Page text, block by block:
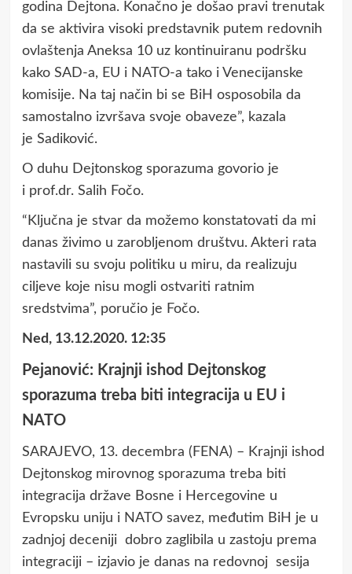
godina Dejtona. Konačno je došao pravi trenutak
da se aktivira visoki predstavnik putem redovnih
ovlaštenja Aneksa 10 uz kontinuiranu podršku
kako SAD-a, EU i NATO-a tako i Venecijanske
komisije. Na taj način bi se BiH osposobila da
samostalno izvršava svoje obaveze”, kazala
je Sadiković.
O duhu Dejtonskog sporazuma govorio je
i prof.dr. Salih Fočo.
“Ključna je stvar da možemo konstatovati da mi
danas živimo u zarobljenom društvu. Akteri rata
nastavili su svoju politiku u miru, da realizuju
ciljeve koje nisu mogli ostvariti ratnim
sredstvima”, poručio je Fočo.
Ned, 13.12.2020. 12:35
Pejanović: Krajnji ishod Dejtonskog
sporazuma treba biti integracija u EU i
NATO
SARAJEVO, 13. decembra (FENA) – Krajnji ishod
Dejtonskog mirovnog sporazuma treba biti
integracija države Bosne i Hercegovine u
Evropsku uniju i NATO savez, međutim BiH je u
zadnjoj deceniji dobro zaglibila u zastoju prema
integraciji – izjavio je danas na redovnoj sesija